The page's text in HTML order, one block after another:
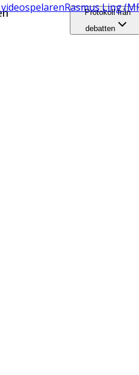
Rasmus Ling
Protokoll från
debatten